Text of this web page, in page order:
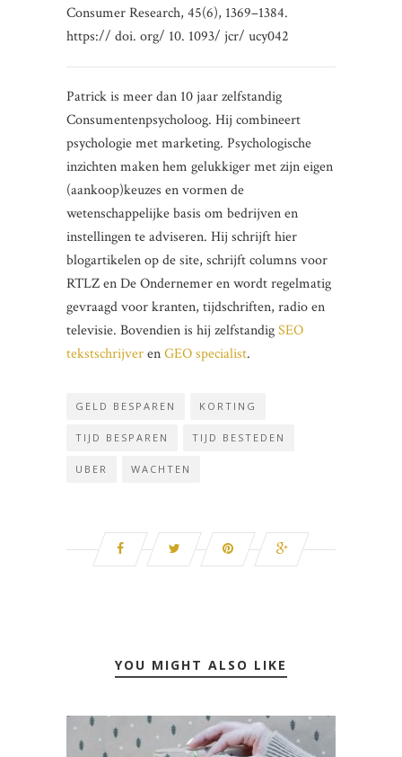
Consumer Research, 45(6), 1369–1384.
https:// doi. org/ 10. 1093/ jcr/ ucy042
Patrick is meer dan 10 jaar zelfstandig
Consumentenpsycholoog. Hij combineert
psychologie met marketing. Psychologische
inzichten maken hem gelukkiger met zijn eigen
(aankoop)keuzes en vormen de
wetenschappelijke basis om bedrijven en
instellingen te adviseren. Hij schrijft hier
blogartikelen op de site, schrijft columns voor
RTLZ en De Ondernemer en wordt regelmatig
gevraagd voor kranten, tijdschriften, radio en
televisie. Bovendien is hij zelfstandigSEO
tekstschrijverenGEO specialist.
GELD BESPAREN KORTING
TIJD BESPAREN TIJD BESTEDEN
UBER WACHTEN
YOU MIGHT ALSO LIKE